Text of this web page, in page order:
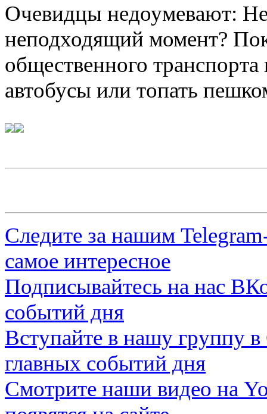
Очевидцы недоумевают:
неподходящий момент?
общественного
автобусы или топать
Следите за нашим
самое интересное
Подписывайтесь на нас
событий дня
Вступайте в нашу группу в
главных событий дня
Смотрите наши видео на